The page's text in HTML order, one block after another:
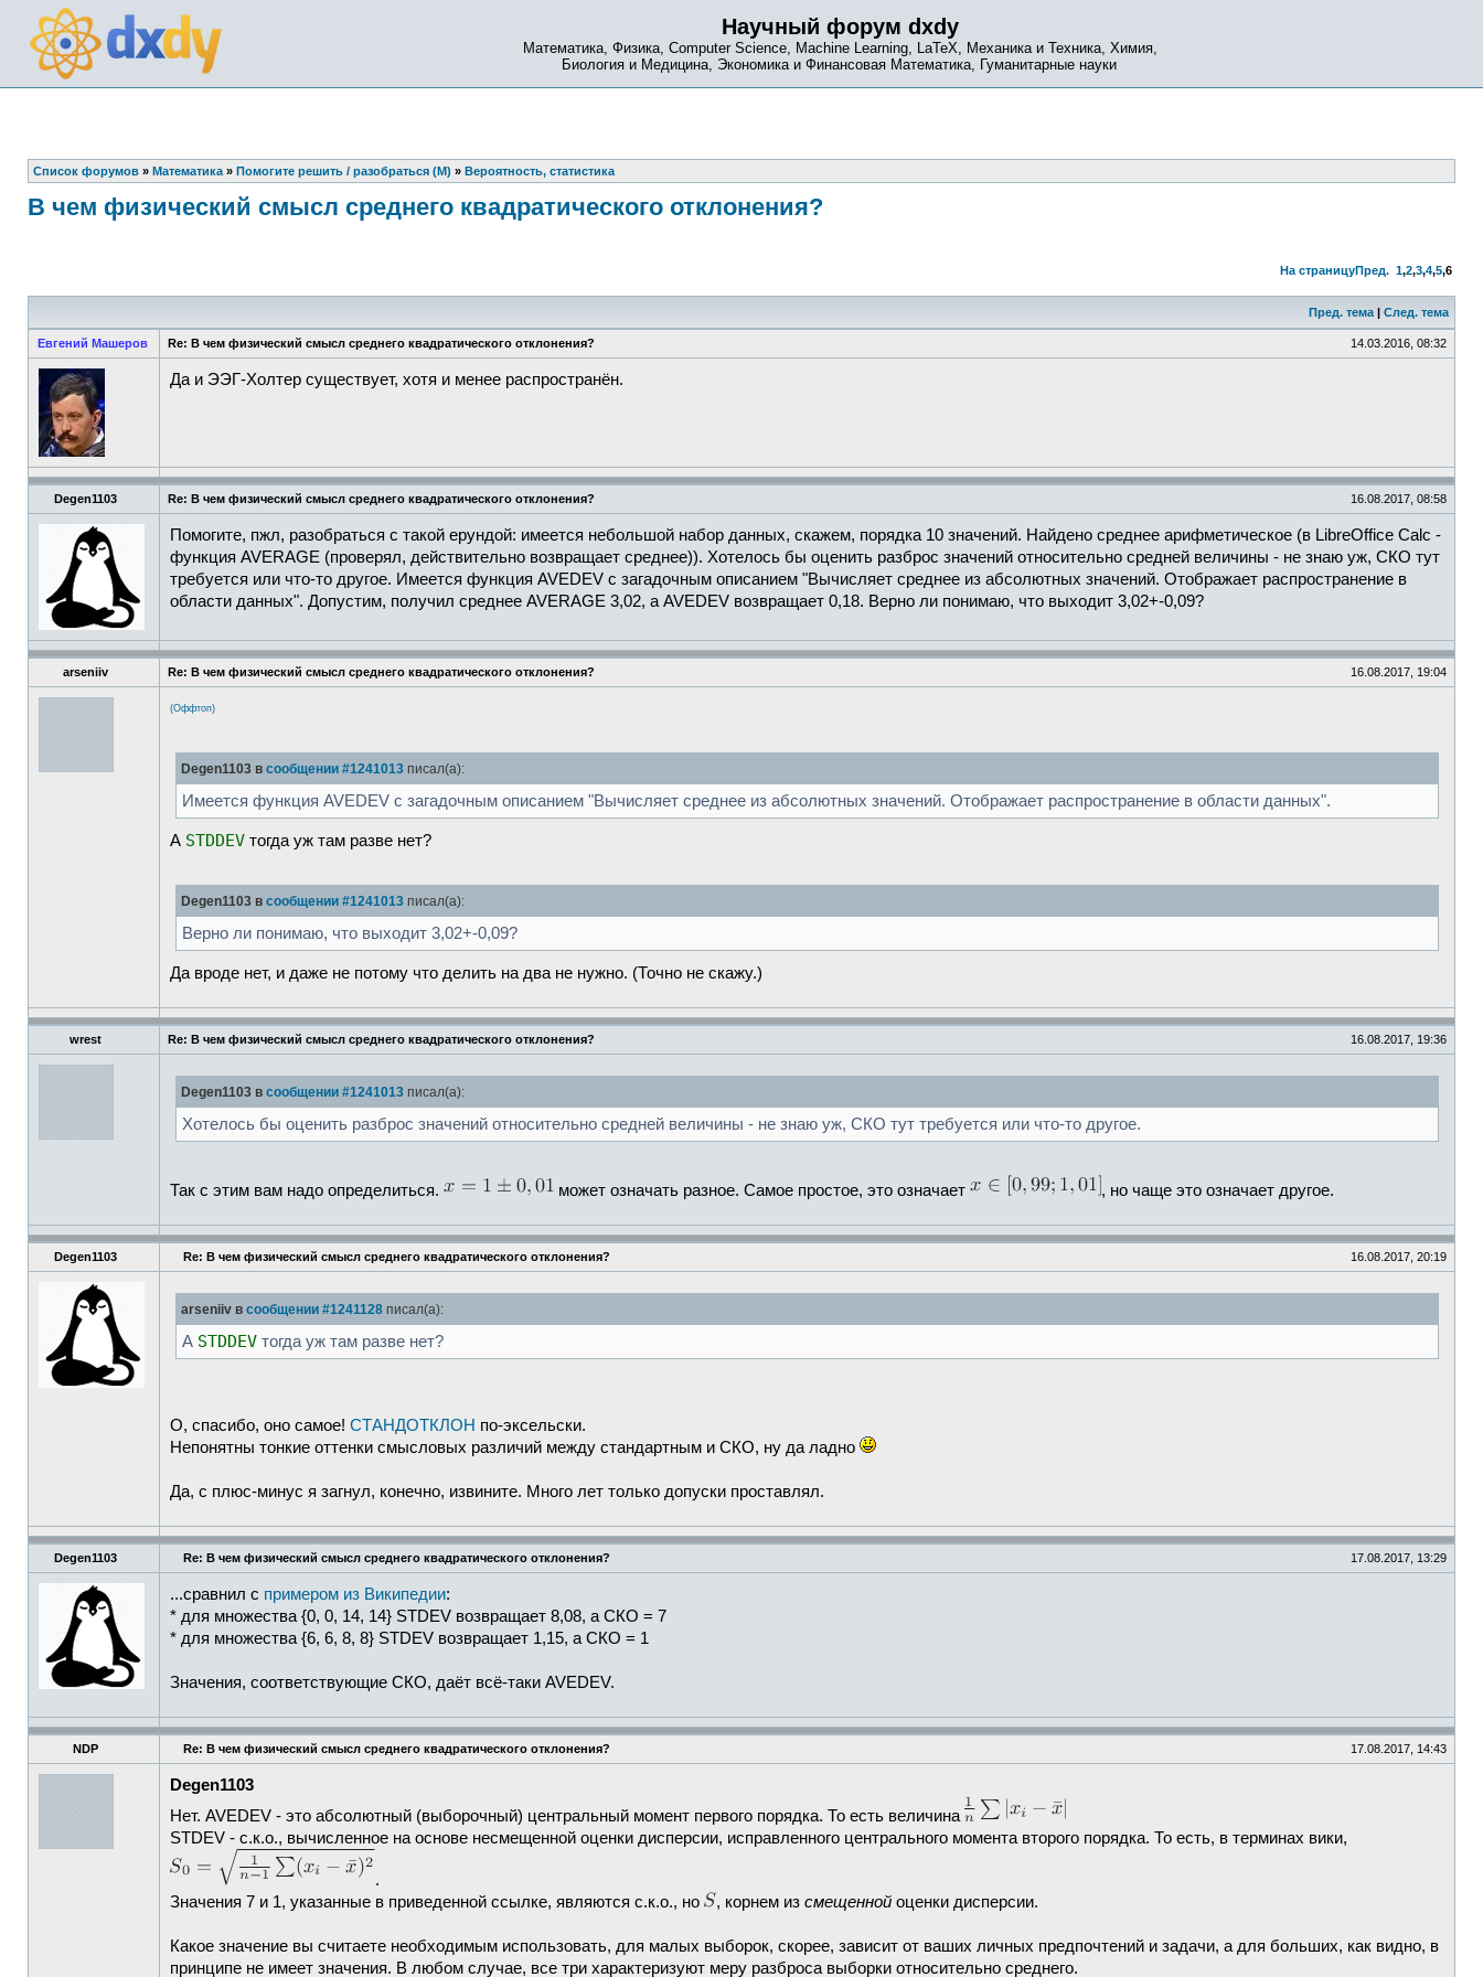
Научный форум dxdy
Математика, Физика, Computer Science, Machine Learning, LaTeX, Механика и Техника, Химия,
Биология и Медицина, Экономика и Финансовая Математика, Гуманитарные науки
Список форумов » Математика » Помогите решить / разобраться (М) » Вероятность, статистика
В чем физический смысл среднего квадратического отклонения?
На страницуПред. 1,2,3,4,5,6
Пред. тема | След. тема
Евгений Машеров Re: В чем физический смысл среднего квадратического отклонения? 14.03.2016, 08:32
Да и ЭЭГ-Холтер существует, хотя и менее распространён.
Degen1103 Re: В чем физический смысл среднего квадратического отклонения? 16.08.2017, 08:58
Помогите, пжл, разобраться с такой ерундой: имеется небольшой набор данных, скажем, порядка 10 значений. Найдено среднее арифметическое (в LibreOffice Calc -
функция AVERAGE (проверял, действительно возвращает среднее)). Хотелось бы оценить разброс значений относительно средней величины - не знаю уж, СКО тут
требуется или что-то другое. Имеется функция AVEDEV с загадочным описанием "Вычисляет среднее из абсолютных значений. Отображает распространение в
области данных". Допустим, получил среднее AVERAGE 3,02, а AVEDEV возвращает 0,18. Верно ли понимаю, что выходит 3,02+-0,09?
arseniiv Re: В чем физический смысл среднего квадратического отклонения? 16.08.2017, 19:04
(Оффтоп)
Degen1103 в сообщении #1241013 писал(а):
Имеется функция AVEDEV с загадочным описанием "Вычисляет среднее из абсолютных значений. Отображает распространение в области данных".
А STDDEV тогда уж там разве нет?
Degen1103 в сообщении #1241013 писал(а):
Верно ли понимаю, что выходит 3,02+-0,09?
Да вроде нет, и даже не потому что делить на два не нужно. (Точно не скажу.)
wrest Re: В чем физический смысл среднего квадратического отклонения? 16.08.2017, 19:36
Degen1103 в сообщении #1241013 писал(а):
Хотелось бы оценить разброс значений относительно средней величины - не знаю уж, СКО тут требуется или что-то другое.
Так с этим вам надо определиться. может означать разное. Самое простое, это означает , но чаще это означает другое.
Degen1103 Re: В чем физический смысл среднего квадратического отклонения? 16.08.2017, 20:19
arseniiv в сообщении #1241128 писал(а):
А STDDEV тогда уж там разве нет?
О, спасибо, оно самое! СТАНДОТКЛОН по-эксельски.
Непонятны тонкие оттенки смысловых различий между стандартным и СКО, ну да ладно
Да, с плюс-минус я загнул, конечно, извините. Много лет только допуски проставлял.
Degen1103 Re: В чем физический смысл среднего квадратического отклонения? 17.08.2017, 13:29
...сравнил с примером из Википедии:
* для множества {0, 0, 14, 14} STDEV возвращает 8,08, а СКО = 7
* для множества {6, 6, 8, 8} STDEV возвращает 1,15, а СКО = 1
Значения, соответствующие СКО, даёт всё-таки AVEDEV.
NDP Re: В чем физический смысл среднего квадратического отклонения? 17.08.2017, 14:43
Degen1103
Нет. AVEDEV - это абсолютный (выборочный) центральный момент первого порядка. То есть величина
STDEV - с.к.о., вычисленное на основе несмещенной оценки дисперсии, исправленного центрального момента второго порядка. То есть, в терминах вики,
.
Значения 7 и 1, указанные в приведенной ссылке, являются с.к.о., но
, корнем из смещенной оценки дисперсии.
Какое значение вы считаете необходимым использовать, для малых выборок, скорее, зависит от ваших личных предпочтений и задачи, а для больших, как видно, в
принципе не имеет значения. В любом случае, все три характеризуют меру разброса выборки относительно среднего.